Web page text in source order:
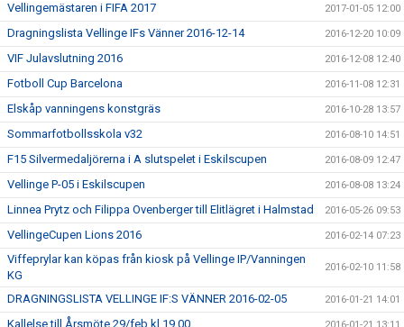
Vellingemästaren i FIFA 2017 2017-01-05 12:00
Dragningslista Vellinge IFs Vänner 2016-12-14 2016-12-20 10:09
VIF Julavslutning 2016 2016-12-08 12:40
Fotboll Cup Barcelona 2016-11-08 12:31
Elskåp vanningens konstgräs 2016-10-28 13:57
Sommarfotbollsskola v32 2016-08-10 14:51
F15 Silvermedaljörerna i A slutspelet i Eskilscupen 2016-08-09 12:47
Vellinge P-05 i Eskilscupen 2016-08-08 13:24
Linnea Prytz och Filippa Ovenberger till Elitlägret i Halmstad 2016-05-26 09:53
VellingeCupen Lions 2016 2016-02-14 07:23
Viffeprylar kan köpas från kiosk på Vellinge IP/Vanningen
KG
2016-02-10 11:58
DRAGNINGSLISTA VELLINGE IF:S VÄNNER 2016-02-05 2016-01-21 14:01
Kallelse till Årsmöte 29/feb kl 19.00